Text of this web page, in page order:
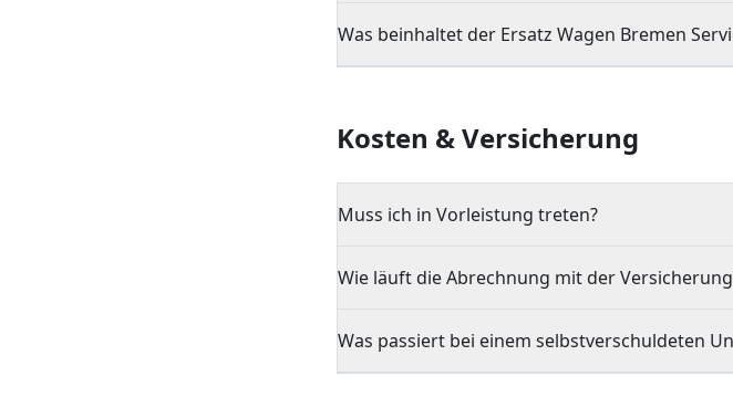
Was beinhaltet der Ersatz Wagen Bremen
Kosten & Versicherung
Muss ich in Vorleistung treten?
Wie läuft die Abrechnung mit der
Was passiert bei einem selbstverschuldeten